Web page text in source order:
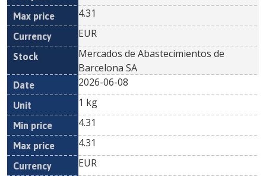
4.31
EUR
Mercados de Abastecimientos de
Barcelona SA
2026-06-08
1 kg
4.31
4.31
EUR